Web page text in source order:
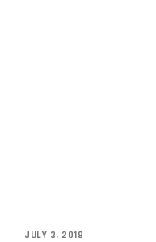
JULY 3, 2018